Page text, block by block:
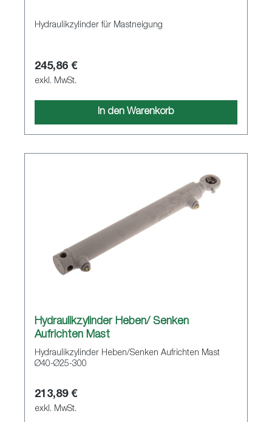
Hydraulikzylinder für Mastneigung
245,86 €
exkl. MwSt.
In den Warenkorb
Hydraulikzylinder Heben/ Senken
Aufrichten Mast
Hydraulikzylinder Heben/Senken Aufrichten Mast
Ø40-Ø25-300
213,89 €
exkl. MwSt.